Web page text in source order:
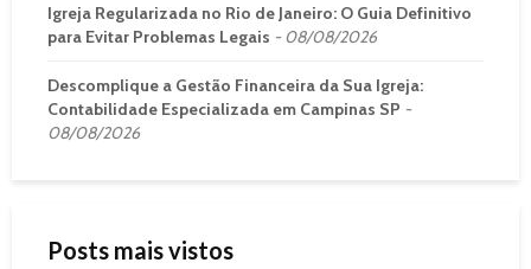
Igreja Regularizada no Rio de Janeiro: O Guia Definitivo
para Evitar Problemas Legais
08/08/2026
Descomplique a Gestão Financeira da Sua Igreja:
Contabilidade Especializada em Campinas SP
08/08/2026
Posts mais vistos